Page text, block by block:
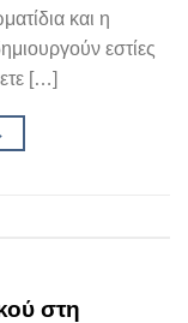
και η
εστίες
[…]
στη